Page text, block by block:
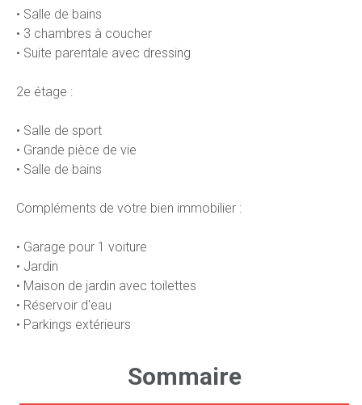
• Salle de bains
• 3 chambres à coucher
• Suite parentale avec dressing
2e étage :
• Salle de sport
• Grande pièce de vie
• Salle de bains
Compléments de votre bien immobilier :
• Garage pour 1 voiture
• Jardin
• Maison de jardin avec toilettes
• Réservoir d'eau
• Parkings extérieurs
Sommaire